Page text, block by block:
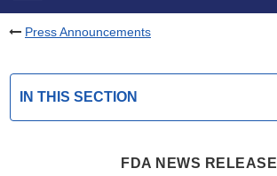
Press Announcements
IN THIS SECTION
FDA NEWS RELEASE